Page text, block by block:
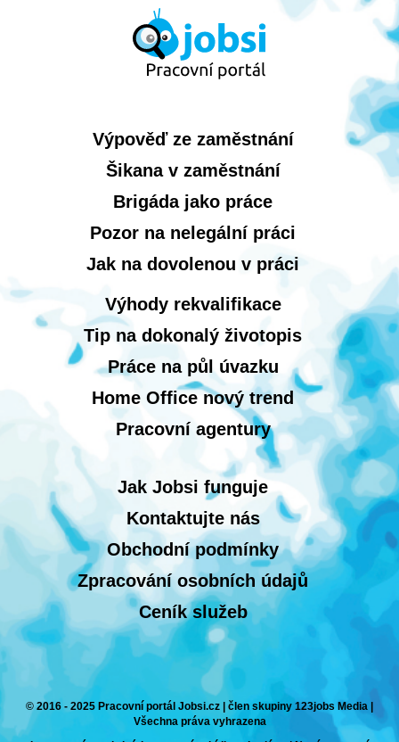
Výpověď ze zaměstnání
Šikana v zaměstnání
Brigáda jako práce
Pozor na nelegální práci
Jak na dovolenou v práci
Výhody rekvalifikace
Tip na dokonalý životopis
Práce na půl úvazku
Home Office nový trend
Pracovní agentury
Jak Jobsi funguje
Kontaktujte nás
Obchodní podmínky
Zpracování osobních údajů
Ceník služeb
© 2016 - 2025 Pracovní portál Jobsi.cz | člen skupiny 123jobs Media |
Všechna práva vyhrazena